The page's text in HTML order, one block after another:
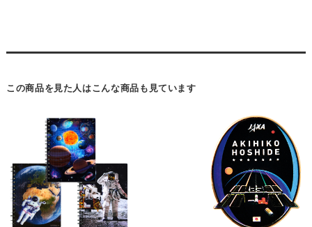
この商品を見た人はこんな商品も見ています